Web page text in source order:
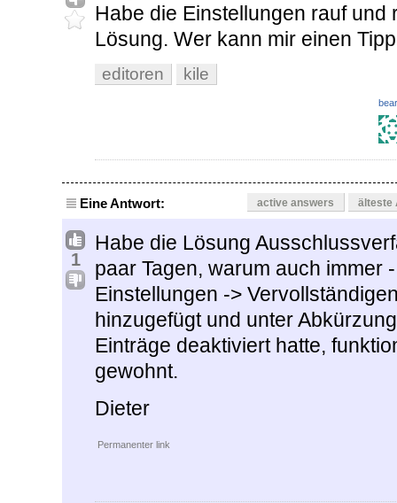
Habe die Einstellungen rauf
Lösung. Wer kann mir einen
editoren kile
Eine Antwort: active answers älteste
1
Habe die Lösung
paar Tagen, warum auch immer
Einstellungen ->
hinzugefügt und unter
Einträge deaktiviert hatte,
gewohnt.
Dieter
Permanenter link